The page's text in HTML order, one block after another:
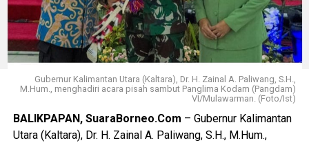
Ia mengatakan telah menyiapkan anggaran Rp28 miliar
yang bersumber dari pergeseran anggaran dengan target
pemeliharaan, yang terpenting adalah bisa dilewati terlebih
dahulu. APBD Provinsi Kaltim dipersiapkan Rp200 miliar
“Jadi jangan ragu, kami punya komitmen membuka jalan.
Yang kami pikirkan di sini adalah manfaat untuk
masyarakat,” ujar Gubernur Rudy.
Gubernur Kalimantan Utara (Kaltara), Dr. H. Zainal A. Paliwang, S.H.,
M.Hum., menghadiri acara pisah sambut Panglima Kodam (Pangdam)
VI/Mulawarman. (Foto/Ist)
BALIKPAPAN, SuaraBorneo.Com – Gubernur Kalimantan
Utara (Kaltara), Dr. H. Zainal A. Paliwang, S.H., M.Hum.,